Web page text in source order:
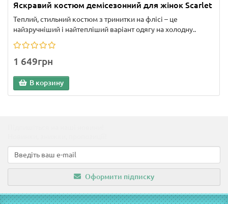
Яскравий костюм демісезонний для жінок Scarlet
Теплий, стильний костюм з тринитки на флісі – це
найзручніший і найтепліший варіант одягу на холодну..
1 649грн
В корзину
Оформити підписку